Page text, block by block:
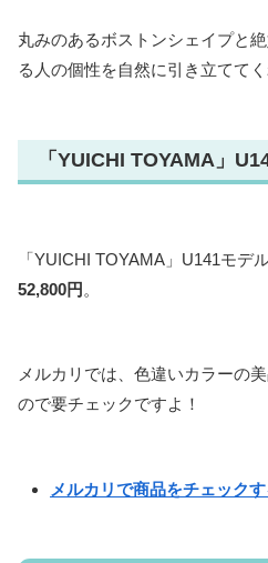
丸みのあるボストンシェイプと
る人の個性を自然に引き立ててく
「YUICHI TOYAMA」
「YUICHI TOYAMA」U141モデ
52,800円 。
メルカリでは、色違いカラーの
ので要チェックですよ！
メルカリで商品をチェック